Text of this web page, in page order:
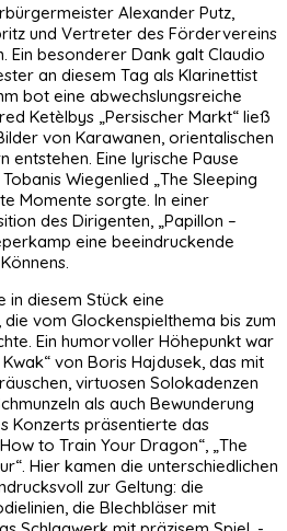
Alexander Putz,
und Vertreter des Fördervereins
Ein besonderer Dank galt Claudio
an diesem Tag als Klarinettist
bot eine abwechslungsreiche
Ketèlbys „Persischer Markt“ ließ
von Karawanen, orientalischen
entstehen. Eine lyrische Pause
Wiegenlied „The Sleeping
Momente sorgte. In einer
des Dirigenten, „Papillon –
eine beeindruckende
in diesem Stück eine
vom Glockenspielthema bis zum
Ein humorvoller Höhepunkt war
von Boris Hajdusek, das mit
virtuosen Solokadenzen
als auch Bewunderung
Konzerts präsentierte das
to Train Your Dragon“, „The
Hier kamen die unterschiedlichen
zur Geltung: die
die Blechbläser mit